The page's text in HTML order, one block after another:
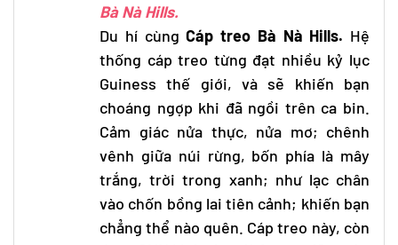
Bà Nà Hills.
Du hí cùng Cáp treo Bà Nà Hills. Hệ
thống cáp treo từng đạt nhiều kỷ lục
Guiness thế giới, và sẽ khiến bạn
choáng ngợp khi đã ngồi trên ca bin.
Cảm giác nửa thực, nửa mơ; chênh
vênh giữa núi rừng, bốn phía là mây
trắng, trời trong xanh; như lạc chân
vào chốn bồng lai tiên cảnh; khiến bạn
chẳng thể nào quên. Cáp treo này, còn